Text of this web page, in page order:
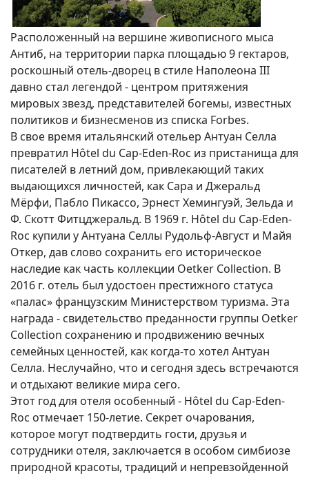
Расположенный на вершине живописного мыса
Антиб, на территории парка площадью 9 гектаров,
роскошный отель-дворец в стиле Наполеона III
давно стал легендой - центром притяжения
мировых звезд, представителей богемы, известных
политиков и бизнесменов из списка Forbes.
В свое время итальянский отельер Антуан Селла
превратил Hôtel du Cap-Eden-Roc из пристанища для
писателей в летний дом, привлекающий таких
выдающихся личностей, как Сара и Джеральд
Мёрфи, Пабло Пикассо, Эрнест Хемингуэй, Зельда и
Ф. Скотт Фитцджеральд. В 1969 г. Hôtel du Cap-Eden-
Roc купили у Антуана Селлы Рудольф-Август и Майя
Откер, дав слово сохранить его историческое
наследие как часть коллекции Oetker Collection. В
2016 г. отель был удостоен престижного статуса
«палас» французским Министерством туризма. Эта
награда - свидетельство преданности группы Oetker
Collection сохранению и продвижению вечных
семейных ценностей, как когда-то хотел Антуан
Селла. Неслучайно, что и сегодня здесь встречаются
и отдыхают великие мира сего.
Этот год для отеля особенный - Hôtel du Cap-Eden-
Roc отмечает 150-летие. Секрет очарования,
которое могут подтвердить гости, друзья и
сотрудники отеля, заключается в особом симбиозе
природной красоты, традиций и непревзойденной